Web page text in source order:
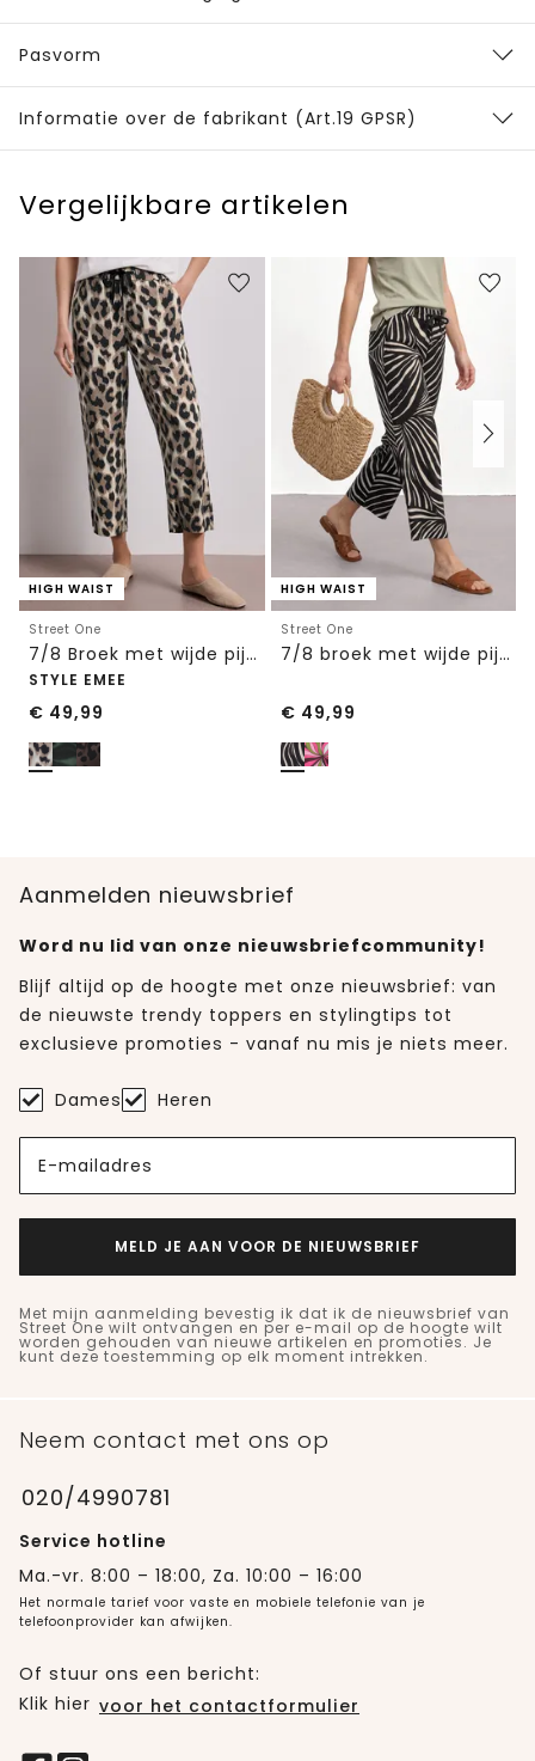
Pasvorm
Informatie over de fabrikant (Art.19 GPSR)
Vergelijkbare artikelen
HIGH WAIST
Street One
7/8 Broek met wijde pijpen in Loose Fit met print
STYLE EMEE
€ 49,99
HIGH WAIST
Street One
7/8 broek met wijde pijpen in Loose Fit
€ 49,99
Aanmelden nieuwsbrief
Word nu lid van onze nieuwsbriefcommunity!
Blijf altijd op de hoogte met onze nieuwsbrief: van
de nieuwste trendy toppers en stylingtips tot
exclusieve promoties - vanaf nu mis je niets meer.
Dames Heren
E-mailadres
MELD JE AAN VOOR DE NIEUWSBRIEF
Met mijn aanmelding bevestig ik dat ik de nieuwsbrief van
Street One wilt ontvangen en per e-mail op de hoogte wilt
worden gehouden van nieuwe artikelen en promoties. Je
kunt deze toestemming op elk moment intrekken.
Neem contact met ons op
020/4990781
Service hotline
Ma.-vr. 8:00 – 18:00, Za. 10:00 – 16:00
Het normale tarief voor vaste en mobiele telefonie van je
telefoonprovider kan afwijken.
Of stuur ons een bericht:
Klik hier voor het contactformulier